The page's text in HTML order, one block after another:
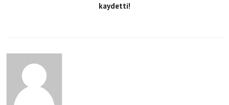
kaydetti!